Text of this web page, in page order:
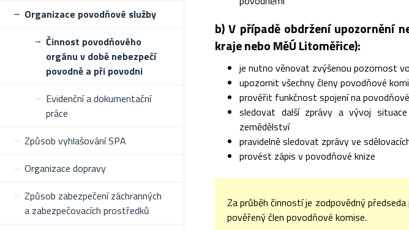
Organizace povodňové služby
Činnost povodňového
orgánu v době nebezpečí
povodně a při povodni
Evidenční a dokumentační
práce
Způsob vyhlašování SPA
Organizace dopravy
Způsob zabezpečení záchranných
a zabezpečovacích prostředků
b) V případě obdržení upozornění
kraje nebo MěÚ Litoměřice):
je nutno věnovat zvýšenou pozornost
upozornit všechny členy povodňové
prověřit funkčnost spojení na
sledovat další zprávy a vývoj
zemědělství
pravidelně sledovat zprávy ve
provést zápis v povodňové knize
Za průběh činností je zodpovědný
pověřený člen povodňové komise.